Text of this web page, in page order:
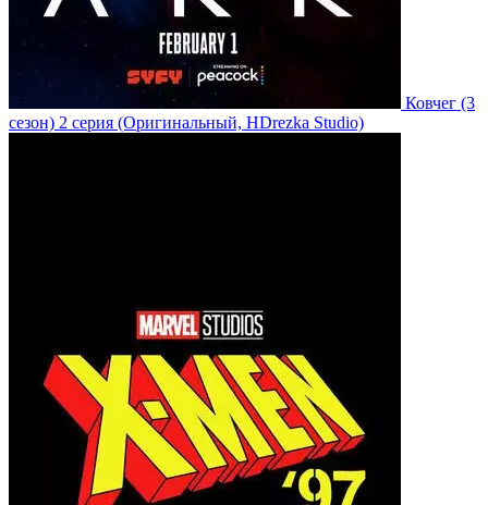
Ковчег (3
сезон) 2 серия (Оригинальный, HDrezka Studio)